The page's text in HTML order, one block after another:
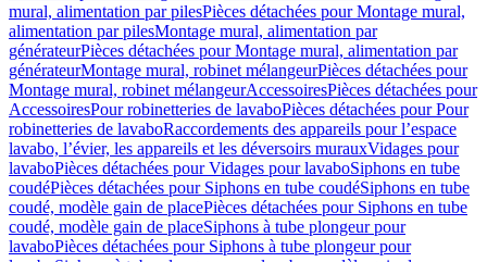
mural, alimentation par pilesPièces détachées pour Montage mural,
alimentation par pilesMontage mural, alimentation par
générateurPièces détachées pour Montage mural, alimentation par
générateurMontage mural, robinet mélangeurPièces détachées pour
Montage mural, robinet mélangeurAccessoiresPièces détachées pour
AccessoiresPour robinetteries de lavaboPièces détachées pour Pour
robinetteries de lavaboRaccordements des appareils pour l’espace
lavabo, l’évier, les appareils et les déversoirs murauxVidages pour
lavaboPièces détachées pour Vidages pour lavaboSiphons en tube
coudéPièces détachées pour Siphons en tube coudéSiphons en tube
coudé, modèle gain de placePièces détachées pour Siphons en tube
coudé, modèle gain de placeSiphons à tube plongeur pour
lavaboPièces détachées pour Siphons à tube plongeur pour